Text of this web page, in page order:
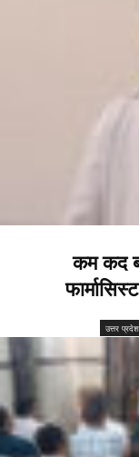
कम कद
उत्तर